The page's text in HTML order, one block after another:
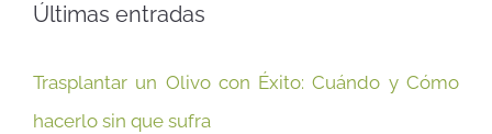
Últimas entradas
Trasplantar un Olivo con Éxito: Cuándo y Cómo
hacerlo sin que sufra